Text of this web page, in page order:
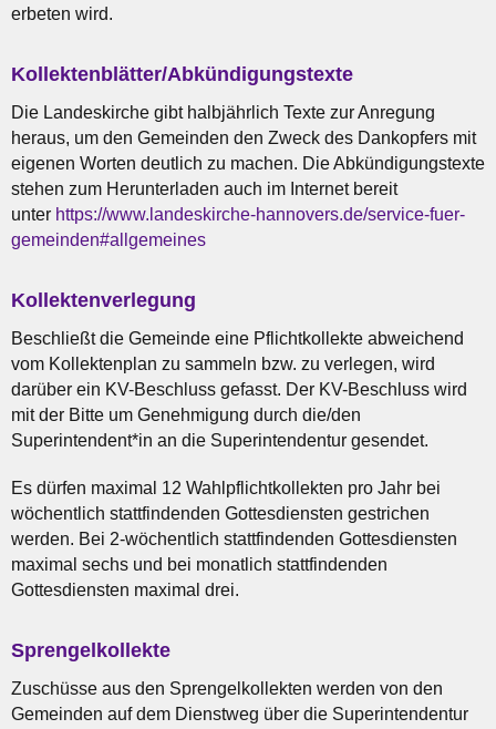
erbeten wird.
Kollektenblätter/Abkündigungstexte
Die Landeskirche gibt halbjährlich Texte zur Anregung
heraus, um den Gemeinden den Zweck des Dankopfers mit
eigenen Worten deutlich zu machen. Die Abkündigungstexte
stehen zum Herunterladen auch im Internet bereit
unter https://www.landeskirche-hannovers.de/service-fuer-
gemeinden#allgemeines
Kollektenverlegung
Beschließt die Gemeinde eine Pflichtkollekte abweichend
vom Kollektenplan zu sammeln bzw. zu verlegen, wird
darüber ein KV-Beschluss gefasst. Der KV-Beschluss wird
mit der Bitte um Genehmigung durch die/den
Superintendent*in an die Superintendentur gesendet.
Es dürfen maximal 12 Wahlpflichtkollekten pro Jahr bei
wöchentlich stattfindenden Gottesdiensten gestrichen
werden. Bei 2-wöchentlich stattfindenden Gottesdiensten
maximal sechs und bei monatlich stattfindenden
Gottesdiensten maximal drei.
Sprengelkollekte
Zuschüsse aus den Sprengelkollekten werden von den
Gemeinden auf dem Dienstweg über die Superintendentur